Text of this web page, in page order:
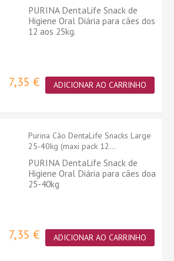
PURINA DentaLife Snack de
Higiene Oral Diária para cães dos
12 aos 25kg.
7,35 € ADICIONAR AO CARRINHO
Purina Cão DentaLife Snacks Large
25-40kg (maxi pack 12...
PURINA DentaLife Snack de
Higiene Oral Diária para cães doa
25-40kg
7,35 € ADICIONAR AO CARRINHO